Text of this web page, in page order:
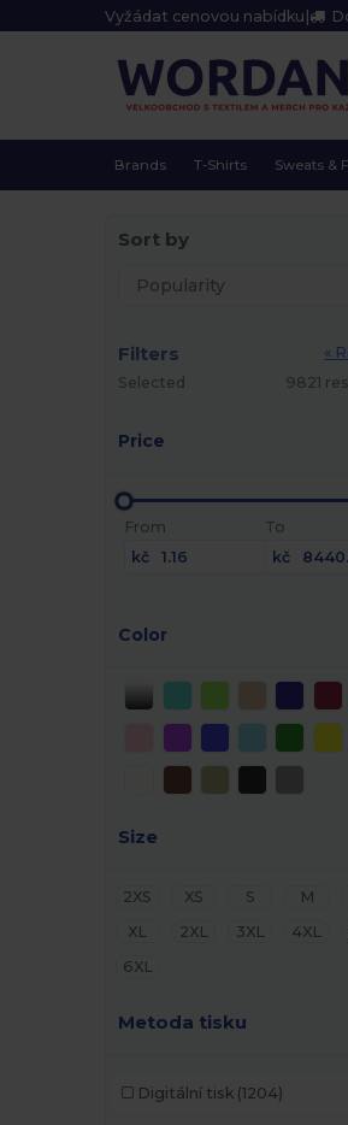
Vyžádat cenovou nabídku |
Brands T-Shirts Sweats &
Sort by
Filters
«
Selected
9821
Price
From
kč
To
kč
Color
Size
2XS XS S M
XL
2XL 3XL 4XL
6XL
Metoda tisku
Digitální tisk (1204)